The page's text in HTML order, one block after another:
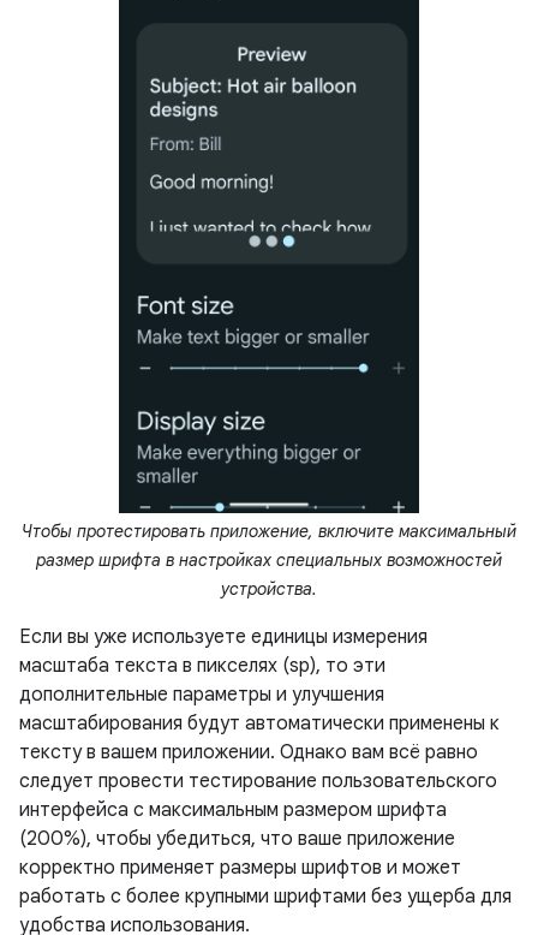
Чтобы протестировать приложение, включите максимальный
размер шрифта в настройках специальных возможностей
устройства.
Если вы уже используете единицы измерения
масштаба текста в пикселях (sp), то эти
дополнительные параметры и улучшения
масштабирования будут автоматически применены к
тексту в вашем приложении. Однако вам всё равно
следует провести тестирование пользовательского
интерфейса с максимальным размером шрифта
(200%), чтобы убедиться, что ваше приложение
корректно применяет размеры шрифтов и может
работать с более крупными шрифтами без ущерба для
удобства использования.